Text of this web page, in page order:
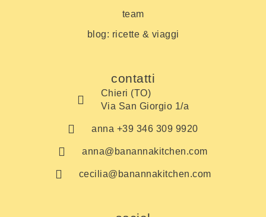
team
blog: ricette & viaggi
contatti
Chieri (TO)
Via San Giorgio 1/a
anna +39 346 309 9920
anna@banannakitchen.com
cecilia@banannakitchen.com